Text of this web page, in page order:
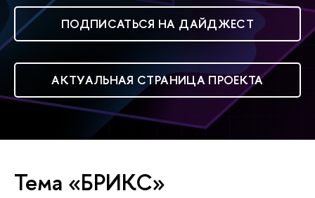
ПОДПИСАТЬСЯ НА ДАЙДЖЕСТ
АКТУАЛЬНАЯ СТРАНИЦА ПРОЕКТА
Тема «БРИКС»